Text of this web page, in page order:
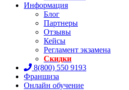
Информация
Блог
Партнеры
Отзывы
Кейсы
Регламент экзамена
Скидки
8(800) 550 9193
Франшиза
Онлайн обучение